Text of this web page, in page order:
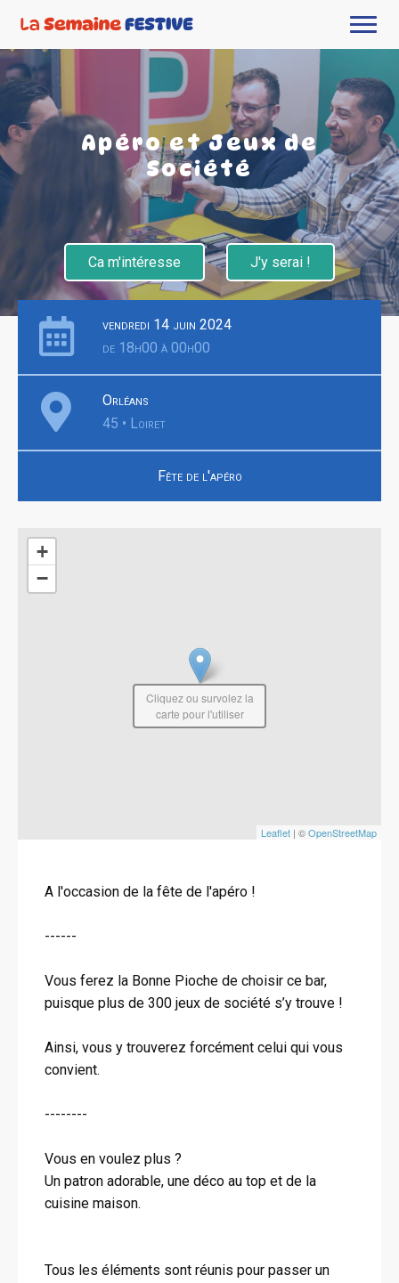
Apéro et Jeux de
Société
Ca m'intéresse J'y serai !
vendredi 14 juin 2024
de 18h00 à 00h00
Orléans
45 • Loiret
Fête de l'apéro
+
−
Leaflet | ©OpenStreetMap
Cliquez ou survolez la
carte pour l'utiliser
A l'occasion de la fête de l'apéro !
------
Vous ferez la Bonne Pioche de choisir ce bar,
puisque plus de 300 jeux de société s’y trouve !
Ainsi, vous y trouverez forcément celui qui vous
convient.
--------
Vous en voulez plus ?
Un patron adorable, une déco au top et de la
cuisine maison.
Tous les éléments sont réunis pour passer un